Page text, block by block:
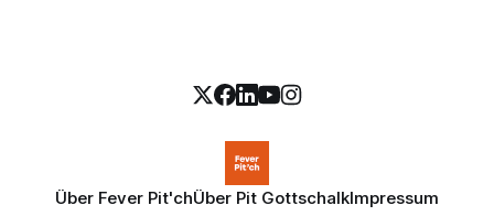
Über Fever Pit'chÜber Pit GottschalkImpressum